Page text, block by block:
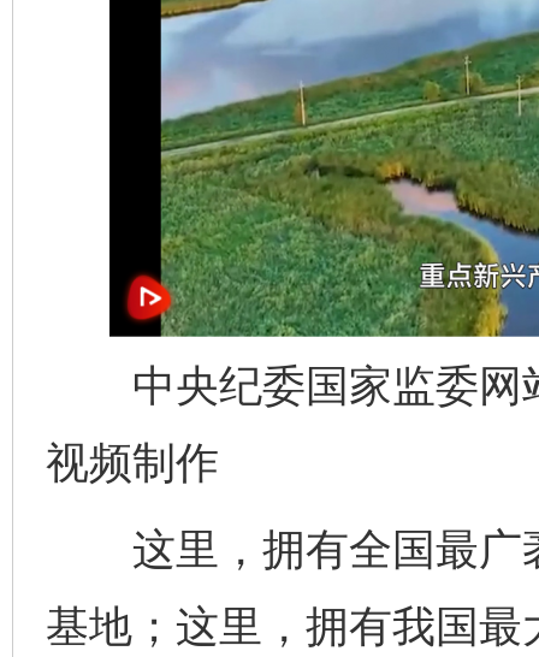
中央纪委国家监委网
视频制作
这里，拥有全国最广
基地；这里，拥有我国